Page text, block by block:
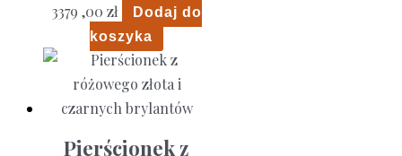
3379 ,00 zł
Dodaj do
koszyka
Pierścionek z